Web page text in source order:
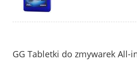
GG Tabletki do zmywarek All-